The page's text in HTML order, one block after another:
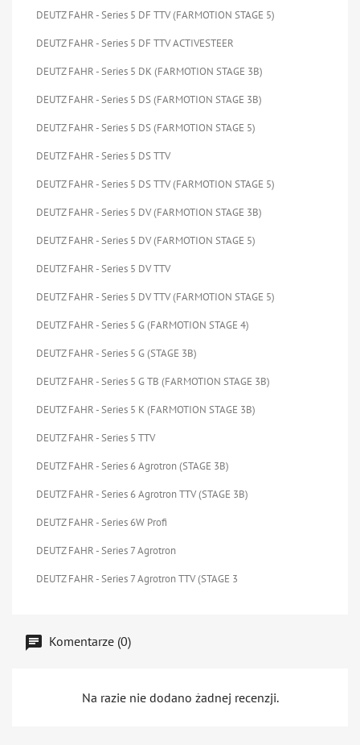
DEUTZ FAHR - Series 5 DF TTV (FARMOTION STAGE 5)
DEUTZ FAHR - Series 5 DF TTV ACTIVESTEER
DEUTZ FAHR - Series 5 DK (FARMOTION STAGE 3B)
DEUTZ FAHR - Series 5 DS (FARMOTION STAGE 3B)
DEUTZ FAHR - Series 5 DS (FARMOTION STAGE 5)
DEUTZ FAHR - Series 5 DS TTV
DEUTZ FAHR - Series 5 DS TTV (FARMOTION STAGE 5)
DEUTZ FAHR - Series 5 DV (FARMOTION STAGE 3B)
DEUTZ FAHR - Series 5 DV (FARMOTION STAGE 5)
DEUTZ FAHR - Series 5 DV TTV
DEUTZ FAHR - Series 5 DV TTV (FARMOTION STAGE 5)
DEUTZ FAHR - Series 5 G (FARMOTION STAGE 4)
DEUTZ FAHR - Series 5 G (STAGE 3B)
DEUTZ FAHR - Series 5 G TB (FARMOTION STAGE 3B)
DEUTZ FAHR - Series 5 K (FARMOTION STAGE 3B)
DEUTZ FAHR - Series 5 TTV
DEUTZ FAHR - Series 6 Agrotron (STAGE 3B)
DEUTZ FAHR - Series 6 Agrotron TTV (STAGE 3B)
DEUTZ FAHR - Series 6W Profi
DEUTZ FAHR - Series 7 Agrotron
DEUTZ FAHR - Series 7 Agrotron TTV (STAGE 3
Komentarze (0)
Na razie nie dodano żadnej recenzji.